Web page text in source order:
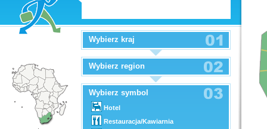
Wybierz kraj
Wybierz region
Wybierz symbol
Hotel
Restauracja/Kawiarnia